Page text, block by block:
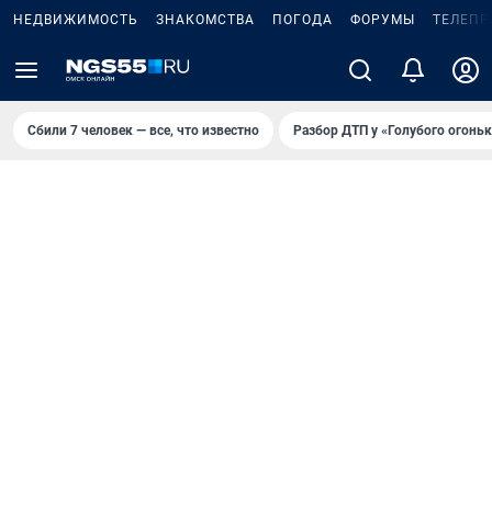
НЕДВИЖИМОСТЬ ЗНАКОМСТВА ПОГОДА ФОРУМЫ
Сбили 7 человек — все, что известно Разбор ДТП у «Голубого